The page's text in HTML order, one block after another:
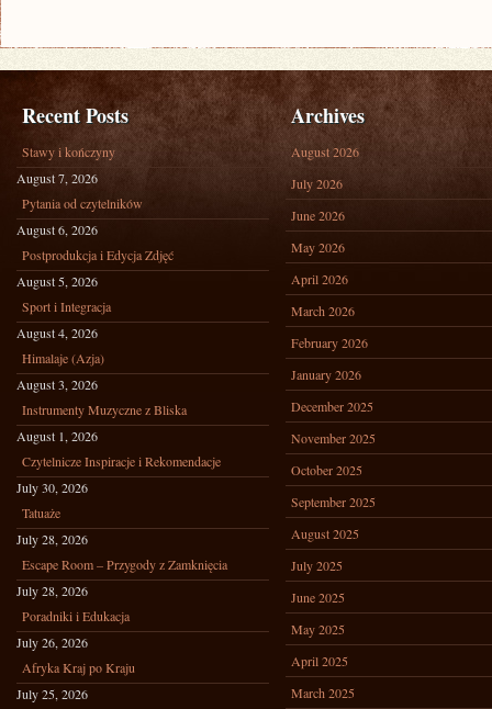
Recent Posts
Stawy i kończyny
August 7, 2026
Pytania od czytelników
August 6, 2026
Postprodukcja i Edycja Zdjęć
August 5, 2026
Sport i Integracja
August 4, 2026
Himalaje (Azja)
August 3, 2026
Instrumenty Muzyczne z Bliska
August 1, 2026
Czytelnicze Inspiracje i Rekomendacje
July 30, 2026
Tatuaże
July 28, 2026
Escape Room – Przygody z Zamknięcia
July 28, 2026
Poradniki i Edukacja
July 26, 2026
Afryka Kraj po Kraju
July 25, 2026
Archives
August 2026
July 2026
June 2026
May 2026
April 2026
March 2026
February 2026
January 2026
December 2025
November 2025
October 2025
September 2025
August 2025
July 2025
June 2025
May 2025
April 2025
March 2025